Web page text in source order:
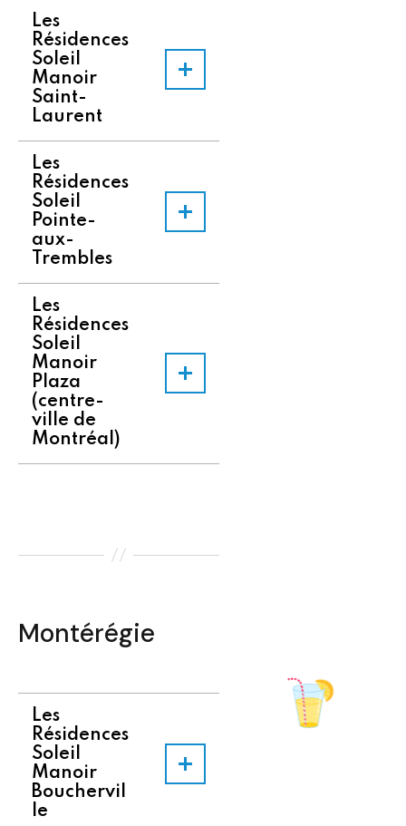
Les
Résidences
Soleil
Manoir
Saint-
Laurent
Les
Résidences
Soleil
Pointe-
aux-
Trembles
Les
Résidences
Soleil
Manoir
Plaza
(centre-
ville de
Montréal)
Montérégie
Les
Résidences
Soleil
Manoir
Bouchervil
le